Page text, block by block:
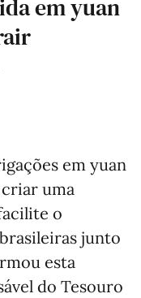
em yuan
em yuan
criar uma
o
junto
esta
do Tesouro